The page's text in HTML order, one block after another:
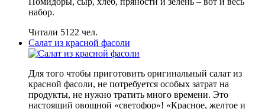
набор.
Читали 5122 чел.
Салат из красной фасоли
Для того чтобы приготовить оригинальный салат из
красной фасоли, не потребуется особых затрат на
продукты, не нужно тратить много времени. Это
настоящий овощной «светофор»! «Красное, желтое и